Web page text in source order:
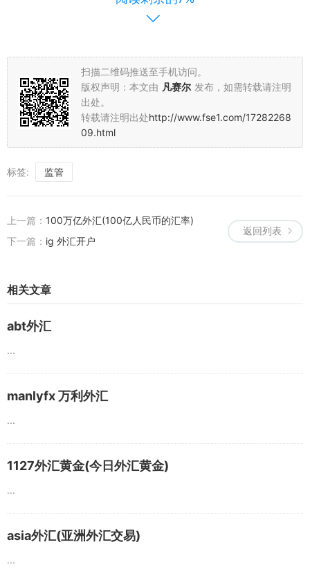
总的来说，IGOFX的外汇监管在保护投资者权益、维护市场秩序以及
进行投资。只有这样，我们才能更好地保护自己的权益，享受公平、
公正、公开的交易环境。
扫描二维码推送至手机访问。
版权声明：本文由 凡赛尔 发布，如需转载请注明
出处。
转载请注明出处http://www.fse1.com/17282268
09.html
标签: 监管
返回列表
上一篇： 100万亿外汇(100亿人民币的汇率)
下一篇： ig 外汇开户
相关文章
abt外汇
...
manlyfx 万利外汇
...
1127外汇黄金(今日外汇黄金)
...
asia外汇(亚洲外汇交易)
...